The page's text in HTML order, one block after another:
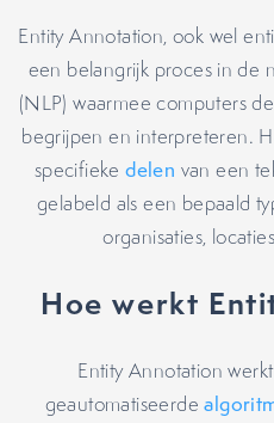
Entity Annotation, ook wel
een belangrijk proces in de
(NLP) waarmee computers
begrijpen en interpreteren.
specifiekedelen van een
gelabeld als een bepaald
organisaties,
Hoe werkt
Entity Annotation
geautomatiseerde